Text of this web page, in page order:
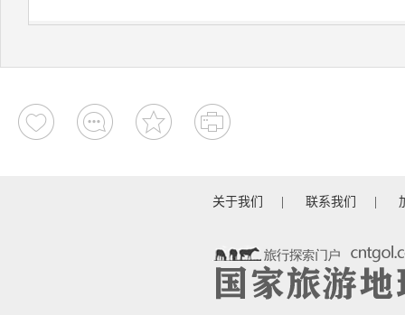
关于我们 联系我们